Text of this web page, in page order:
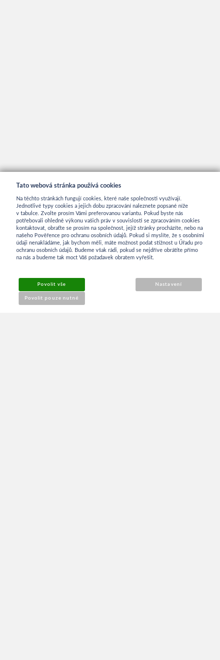
INFORMACE
Reklamace
Tato webová stránka používá cookies
Na těchto stránkách fungují cookies, které naše společnosti využívají.
Jednotlivé typy cookies a jejich dobu zpracování naleznete popsané níže
v tabulce. Zvolte prosím Vámi preferovanou variantu. Pokud byste nás
potřebovali ohledně výkonu vašich práv v souvislosti se zpracováním cookies
kontaktovat, obraťte se prosím na společnost, jejíž stránky procházíte, nebo na
našeho Pověřence pro ochranu osobních údajů. Pokud si myslíte, že s osobními
údaji nenakládáme, jak bychom měli, máte možnost podat stížnost u Úřadu pro
ochranu osobních údajů. Budeme však rádi, pokud se nejdříve obrátíte přímo
na nás a budeme tak moct Váš požadavek obratem vyřešit.
Povolit vše
Povolit pouze nutné
Nastavení